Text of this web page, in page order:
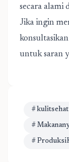
secara alami
Jika ingin
untuk saran
# kulitsehat
#
#